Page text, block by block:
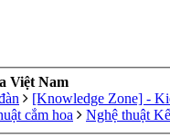
Việt Nam
[Knowledge Zone] -
cắm hoa Nghệ thuật